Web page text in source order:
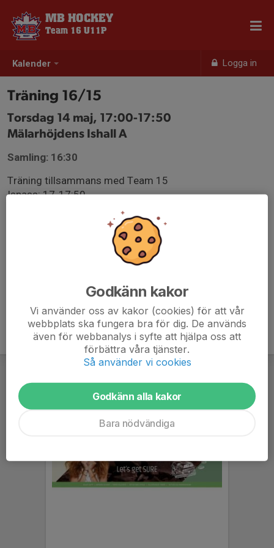
Kalender Logga in
MB HOCKEY
Team 16 U11P
Träning 16/15
Torsdag 14 maj, 17:00-17:50
Mälarhöjdens Ishall A
Samling: 16:30
Träning tillsammans med Team 15
Ispass: 17-17:50
Delad is med Team 13/14
Obs! Mälarhöjdens Ishall A
Godkänn kakor
Vi använder oss av kakor (cookies) för att vår
webbplats ska fungera bra för dig. De används
även för webbanalys i syfte att hjälpa oss att
förbättra våra tjänster.
Så använder vi cookies
Godkänn alla kakor
Bara nödvändiga